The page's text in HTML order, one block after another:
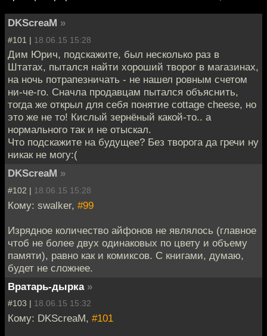
DKScreaM »
#101 | 18.06.15 15:28
Дим Юрич, подскажите, был несколько раз в
Штатах, пытался найти хороший творог в магазинах,
на ночь потрапезничать - не нашел ровным счетом
ни-че-го. Сначла продавцам пытался объяснить,
тогда же открыл для себя понятие cottage cheese, но
это же не то! Кислый зернёный какой-то.. а
нормального так и не отыскал.
Что подскажите на будущее? Без творога да гречи ну
никак не могу:(
DKScreaM »
#102 | 18.06.15 15:28
Кому: swalker, #99
Изрядное количество айфонов не являлось (главное
чтоб не более двух одинаковых по цвету и объему
памяти), равно как и комиксов. С книгами, думаю,
будет не сложнее.
Вратарь-дырка »
#103 | 18.06.15 15:32
Кому: DKScreaM, #101